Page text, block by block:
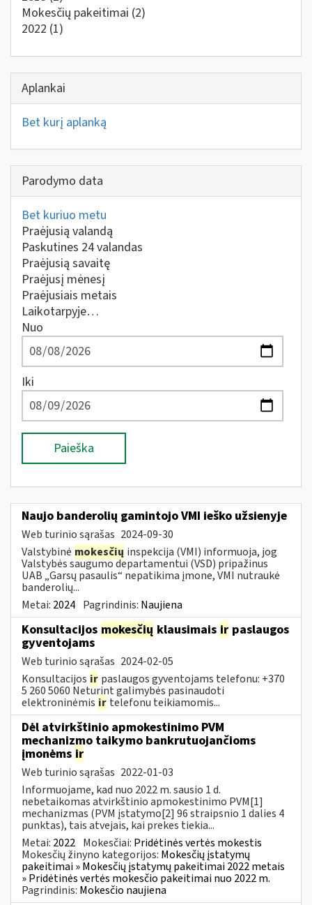
Mokesčių pakeitimai (2)
2022 (1)
Aplankai
Bet kurį aplanką
Parodymo data
Bet kuriuo metu
Praėjusią valandą
Paskutines 24 valandas
Praėjusią savaitę
Praėjusį mėnesį
Praėjusiais metais
Laikotarpyje…
Nuo
Iki
Paieška
Naujo banderolių gamintojo VMI ieško užsienyje
Web turinio sąrašas 2024-09-30
Valstybinė mokesčių inspekcija (VMI) informuoja, jog
Valstybės saugumo departamentui (VSD) pripažinus
UAB „Garsų pasaulis“ nepatikima įmone, VMI nutraukė
banderolių...
Metai: 2024 Pagrindinis: Naujiena
Konsultacijos mokesčių klausimais ir paslaugos
gyventojams
Web turinio sąrašas 2024-02-05
Konsultacijos ir paslaugos gyventojams telefonu: +370
5 260 5060 Neturint galimybės pasinaudoti
elektroninėmis ir telefonu teikiamomis...
Dėl atvirkštinio apmokestinimo PVM
mechanizmo taikymo bankrutuojančioms
įmonėms ir
Web turinio sąrašas 2022-01-03
Informuojame, kad nuo 2022 m. sausio 1 d.
nebetaikomas atvirkštinio apmokestinimo PVM[1]
mechanizmas (PVM įstatymo[2] 96 straipsnio 1 dalies 4
punktas), tais atvejais, kai prekes tiekia...
Metai: 2022 Mokesčiai: Pridėtinės vertės mokestis
Mokesčių žinyno kategorijos: Mokesčių įstatymų
pakeitimai » Mokesčių įstatymų pakeitimai 2022 metais
» Pridėtinės vertės mokesčio pakeitimai nuo 2022 m.
Pagrindinis: Mokesčio naujiena